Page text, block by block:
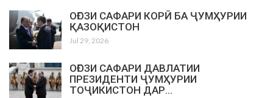
ОҒОЗИ САФАРИ КОРӢ БА ҶУМҲУРИИ
ҚАЗОҚИСТОН
Jul 29, 2026
ОҒОЗИ САФАРИ ДАВЛАТИИ
ПРЕЗИДЕНТИ ҶУМҲУРИИ
ТОҶИКИСТОН ДАР…